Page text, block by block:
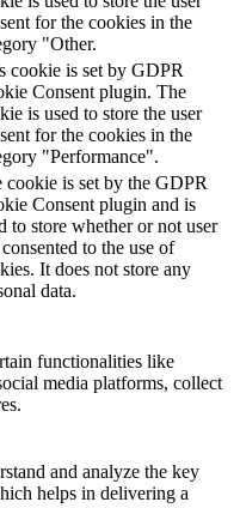
for the cookies in the
"Other.
cookie is set by GDPR
Consent plugin. The
is used to store the user
for the cookies in the
"Performance".
cookie is set by the GDPR
Consent plugin and is
to store whether or not user
to the use of
It does not store any
data.
functionalities like
media platforms, collect
and analyze the key
helps in delivering a